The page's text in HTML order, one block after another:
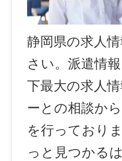
静岡県の求人
さい。派遣情
下最大の求人
ーとの相談か
を行っており
っと見つかる